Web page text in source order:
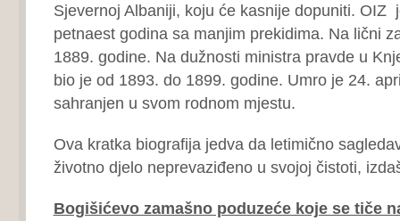
Sjevernoj Albaniji, koju će kasnije dopuniti. OIZ
petnaest godina sa manjim prekidima. Na lični
1889. godine. Na dužnosti ministra pravde u
bio je od 1893. do 1899. godine. Umro je 24.
sahranjen u svom rodnom mjestu.
Ova kratka biografija jedva da letimično
životno djelo neprevaziđeno u svojoj čistoti,
Bogišićevo zamašno poduzeće koje se tiče